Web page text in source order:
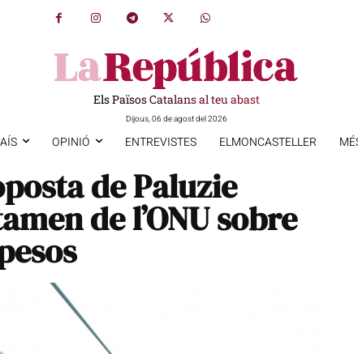
Els Països Catalans al teu abast
Dijous, 06 de agost del 2026
OPINIÓ ENTREVISTES ELMONCASTELLER
de Paluzie
de l’ONU sobre